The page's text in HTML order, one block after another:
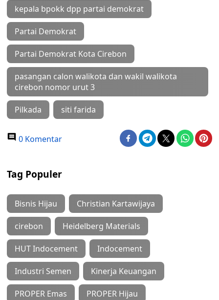
kepala bpokk dpp partai demokrat
Partai Demokrat
Partai Demokrat Kota Cirebon
pasangan calon walikota dan wakil walikota
cirebon nomor urut 3
Pilkada siti farida
0 Komentar
Tag Populer
Bisnis Hijau Christian Kartawijaya
cirebon Heidelberg Materials
HUT Indocement Indocement
Industri Semen Kinerja Keuangan
PROPER Emas PROPER Hijau